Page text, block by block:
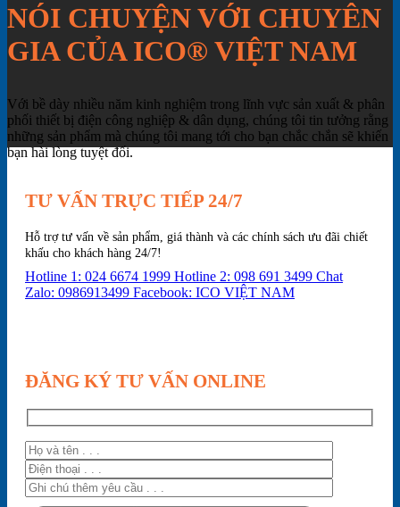
NÓI CHUYỆN VỚI CHUYÊN
GIA CỦA ICO® VIỆT NAM
Với bề dày nhiều năm kinh nghiệm trong lĩnh vực sản xuất & phân
phối thiết bị điện công nghiệp & dân dụng, chúng tôi tin tưởng rằng
những sản phẩm mà chúng tôi mang tới cho bạn chắc chắn sẽ khiến
bạn hài lòng tuyệt đối.
TƯ VẤN TRỰC TIẾP 24/7
Hỗ trợ tư vấn về sản phẩm, giá thành và các chính sách ưu đãi chiết
khấu cho khách hàng 24/7!
Hotline 1: 024 6674 1999 Hotline 2: 098 691 3499 Chat
Zalo: 0986913499 Facebook: ICO VIỆT NAM
ĐĂNG KÝ TƯ VẤN ONLINE